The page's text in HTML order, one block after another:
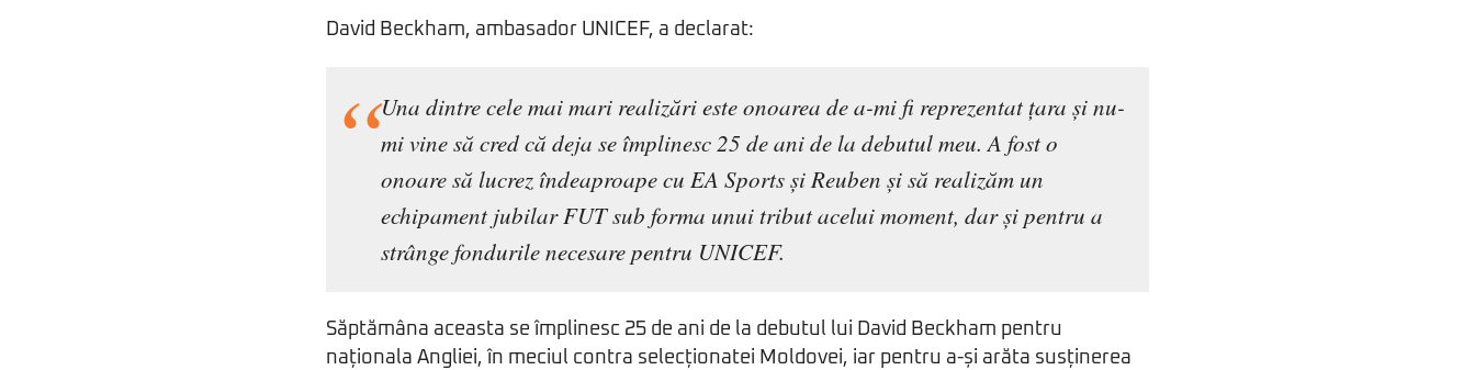
David Beckham, ambasador UNICEF, a declarat:
Una dintre cele mai mari realizări este onoarea de a-mi fi reprezentat țara și nu-
mi vine să cred că deja se împlinesc 25 de ani de la debutul meu. A fost o
onoare să lucrez îndeaproape cu EA Sports și Reuben și să realizăm un
echipament jubilar FUT sub forma unui tribut acelui moment, dar și pentru a
strânge fondurile necesare pentru UNICEF.
Săptămâna aceasta se împlinesc 25 de ani de la debutul lui David Beckham pentru
naționala Angliei, în meciul contra selecționatei Moldovei, iar pentru a-și arăta susținerea